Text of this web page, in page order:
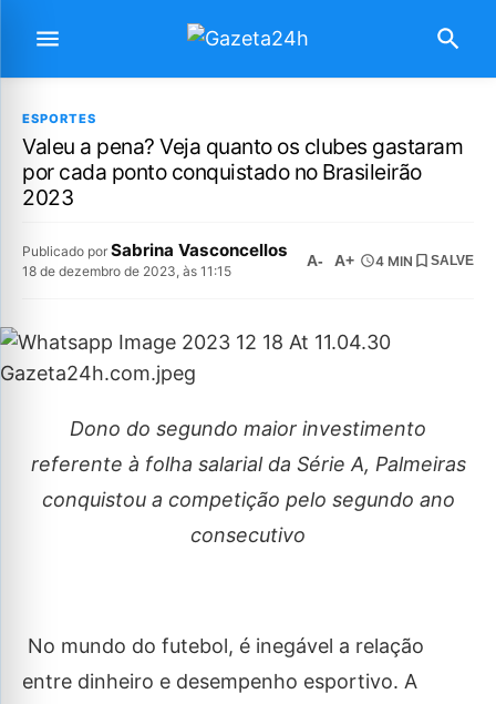
ESPORTES
Valeu a pena? Veja quanto os clubes gastaram
por cada ponto conquistado no Brasileirão
2023
Publicado por Sabrina Vasconcellos
18 de dezembro de 2023, às 11:15
A- A+ 4 MIN SALVE
Dono do segundo maior investimento
referente à folha salarial da Série A, Palmeiras
conquistou a competição pelo segundo ano
consecutivo
No mundo do futebol, é inegável a relação
entre dinheiro e desempenho esportivo. A